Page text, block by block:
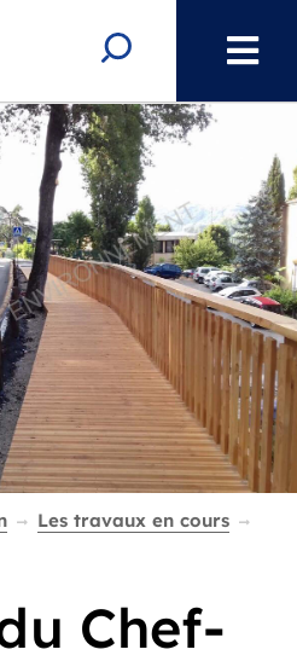
Rechercher
Les travaux en cours
Chef-